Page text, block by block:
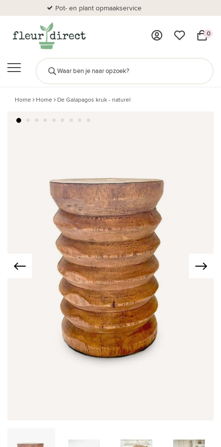
Pot- en plant opmaakservice
0
Home Home De Galapagos kruk - naturel